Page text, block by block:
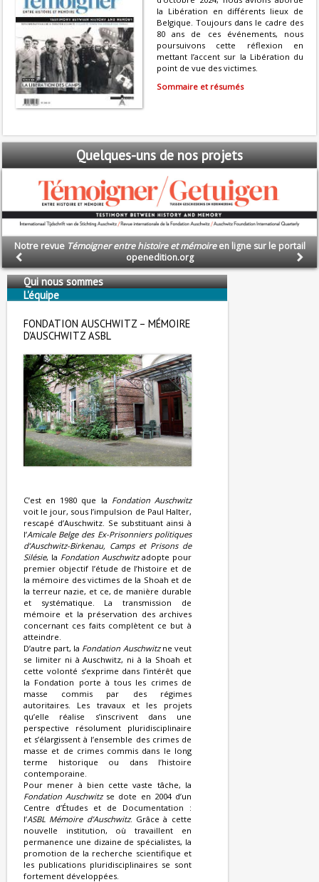
la Libération en différents lieux de
Belgique. Toujours dans le cadre des
80 ans de ces événements, nous
poursuivons cette réflexion en
mettant l’accent sur la Libération du
point de vue des victimes.
Sommaire et résumés
Quelques-unsde nos projets
Notre revue Témoigner entre histoire et mémoireen ligne sur le portail
openedition.org
Qui nous sommes
L'équipe
FONDATION AUSCHWITZ – MÉMOIRE
D'AUSCHWITZ ASBL
C’est en 1980 que la Fondation Auschwitz
voit le jour, sous l’impulsion de Paul Halter,
rescapé d’Auschwitz. Se substituant ainsi à
l’Amicale Belge des Ex-Prisonniers politiques
d’Auschwitz-Birkenau, Camps et Prisons de
Silésie, la Fondation Auschwitzadopte pour
premier objectif l’étude de l’histoire et de
la mémoire des victimes de la Shoah et de
la terreur nazie, et ce, de manière durable
et systématique. La transmission de
mémoire et la préservation des archives
concernant ces faits complètent ce but à
atteindre.
D’autre part, la Fondation Auschwitzne veut
se limiter ni à Auschwitz, ni à la Shoah et
cette volonté s’exprime dans l’intérêt que
la Fondation porte à tous les crimes de
masse commis par des régimes
autoritaires. Les travaux et les projets
qu’elle réalise s’inscrivent dans une
perspective résolument pluridisciplinaire
et s’élargissent à l’ensemble des crimes de
masse et de crimes commis dans le long
terme historique ou dans l’histoire
contemporaine.
Pour mener à bien cette vaste tâche, la
Fondation Auschwitzse dote en 2004 d’un
Centre d’Études et de Documentation :
l’ASBL Mémoire d’Auschwitz. Grâce à cette
nouvelle institution, où travaillent en
permanence une dizaine de spécialistes, la
promotion de la recherche scientifique et
les publications pluridisciplinaires se sont
fortement développées.